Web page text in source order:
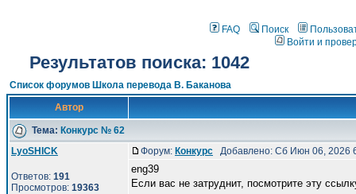
FAQ Поиск
Войти и
Результатов поиска: 1042
Список форумов Школа перевода В. Баканова
Автор
Тема: Конкурс № 62
LyoSHICK
Ответов: 191
Просмотров: 19363
Форум: Конкурс Добавлено: Сб Июн 06, 2026
eng39
Если вас не затруднит, посмотрите эту